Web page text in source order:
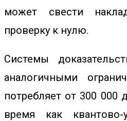
может свести
проверку к нулю.
Системы
аналогичными
потребляет от 300 000
время как квантово-